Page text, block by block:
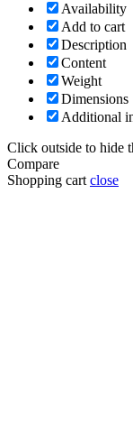
Availability
Add to cart
Description
Content
Weight
Dimensions
Additional
Click outside to hide
Compare
Shopping cart close